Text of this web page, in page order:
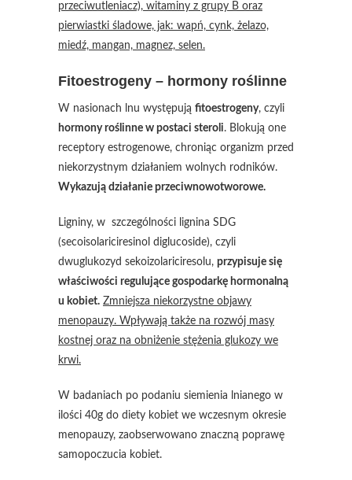
przeciwutleniacz), witaminy z grupy B oraz
pierwiastki śladowe, jak: wapń, cynk, żelazo,
miedź, mangan, magnez, selen.
Fitoestrogeny – hormony roślinne
W nasionach lnu występują fitoestrogeny, czyli
hormony roślinne w postaci steroli. Blokują one
receptory estrogenowe, chroniąc organizm przed
niekorzystnym działaniem wolnych rodników.
Wykazują działanie przeciwnowotworowe.
Ligniny, w szczególności lignina SDG
(secoisolariciresinol diglucoside), czyli
dwuglukozyd sekoizolariciresolu, przypisuje się
właściwości regulujące gospodarkę hormonalną
u kobiet. Zmniejsza niekorzystne objawy
menopauzy. Wpływają także na rozwój masy
kostnej oraz na obniżenie stężenia glukozy we
krwi.
W badaniach po podaniu siemienia lnianego w
ilości 40g do diety kobiet we wczesnym okresie
menopauzy, zaobserwowano znaczną poprawę
samopoczucia kobiet.